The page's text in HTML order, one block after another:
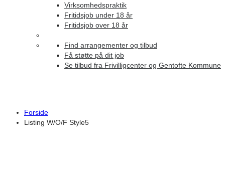
Virksomhedspraktik
Fritidsjob under 18 år
Fritidsjob over 18 år
Find arrangementer og tilbud
Få støtte på dit job
Se tilbud fra Frivilligcenter og Gentofte Kommune
Forside
Listing W/O/F Style5